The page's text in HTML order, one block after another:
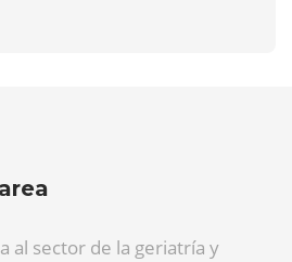
al sector de la geriatría y